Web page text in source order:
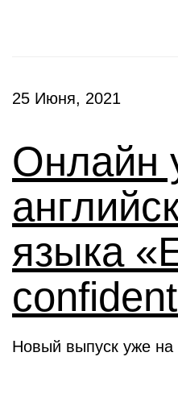
25 Июня, 2021
Онлайн
языка
Новый выпуск уже на